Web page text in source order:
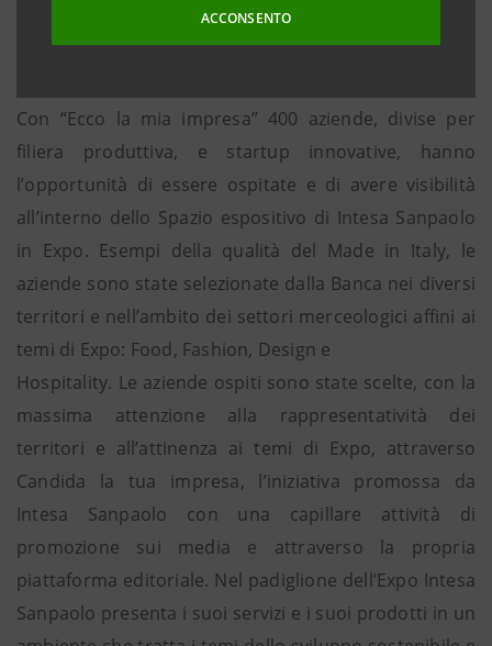
ACCONSENTO
aderito al progetto che punta all’Italia e ai mercati
internazionali.
Con “Ecco la mia impresa” 400 aziende, divise per
filiera produttiva, e startup innovative, hanno
l’opportunità di essere ospitate e di avere visibilità
all’interno dello Spazio espositivo di Intesa Sanpaolo
in Expo. Esempi della qualità del Made in Italy, le
aziende sono state selezionate dalla Banca nei diversi
territori e nell’ambito dei settori merceologici affini ai
temi di Expo: Food, Fashion, Design e
Hospitality. Le aziende ospiti sono state scelte, con la
massima attenzione alla rappresentatività dei
territori e all’attinenza ai temi di Expo, attraverso
Candida la tua impresa, l’iniziativa promossa da
Intesa Sanpaolo con una capillare attività di
promozione sui media e attraverso la propria
piattaforma editoriale. Nel padiglione dell’Expo Intesa
Sanpaolo presenta i suoi servizi e i suoi prodotti in un